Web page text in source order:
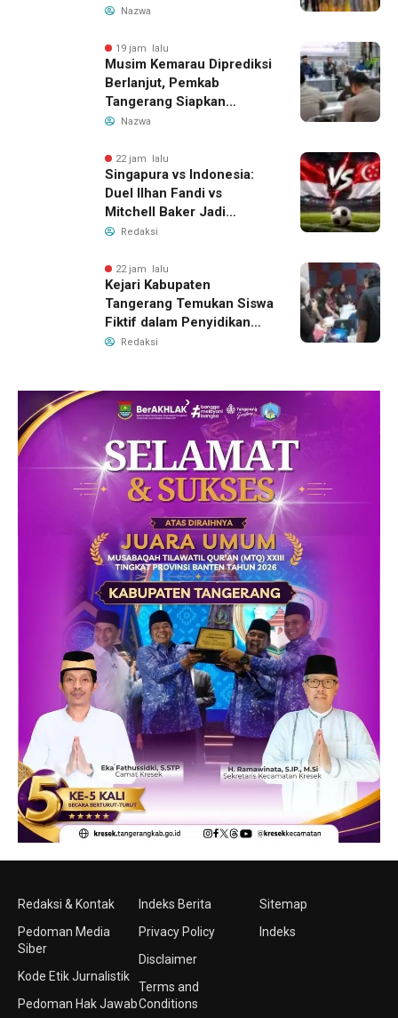
Ditahan, Polda Banten
Pengelolaan Limbah
Nazwa
19 jam lalu
Musim Kemarau Diprediksi
Berlanjut, Pemkab
Tangerang Siapkan
Langkah Antisipasi Krisis
Nazwa
22 jam lalu
Singapura vs Indonesia:
Duel Ilhan Fandi vs
Mitchell Baker Jadi
Sorotan di Piala AFF 2026
Redaksi
22 jam lalu
Kejari Kabupaten
Tangerang Temukan Siswa
Fiktif dalam Penyidikan
Dana BOP PKBM
Redaksi
Redaksi & Kontak
Pedoman Media
Siber
Kode Etik Jurnalistik
Pedoman Hak Jawab
Indeks Berita
Privacy Policy
Disclaimer
Terms and
Conditions
Sitemap
Indeks